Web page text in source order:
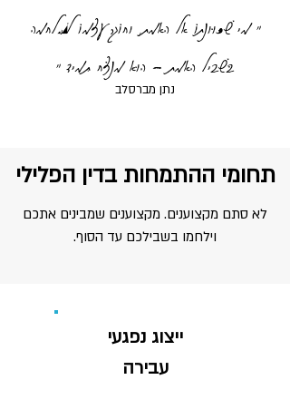
" מִי שֶׁכַּוָּונָתוֹ אֶל הָאֱמֶת, וְחוֹגֵר עַצְמוֹ לַמִּלְחָמָה
בִּשְׁבִיל הָאֱמֶת - הוּא מְנַצֵּחַ תָּמִיד "
נתן מברסלב
תחומי ההתמחות בדין הפלילי
לא סתם מקצוענים. מקצוענים שמבינים אתכם
וילחמו בשבילכם עד הסוף.
ייצוג נפגעי
עבירה